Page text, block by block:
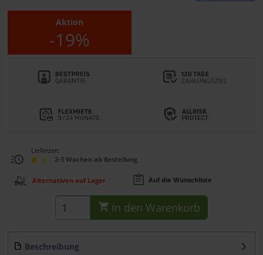
Aktion
-19%
Lieferzeit:
2-3 Wochen ab Bestellung
Alternativen auf Lager Auf die Wunschliste
In den Warenkorb
Beschreibung